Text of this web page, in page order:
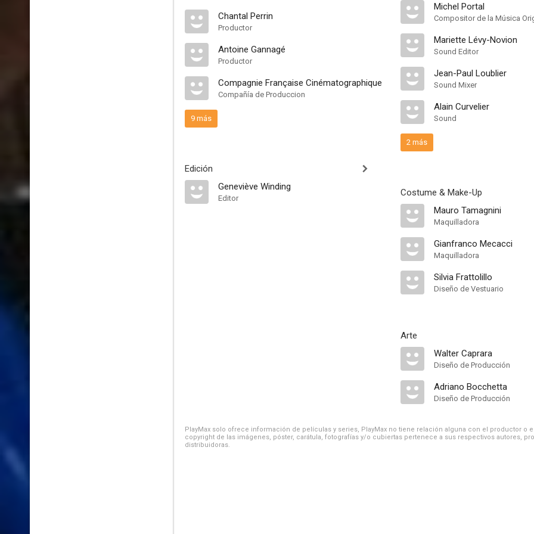
Chantal Perrin
Productor
Antoine Gannagé
Productor
Compagnie Française Cinématographique
Compañía de Produccion
9 más
Edición
Geneviève Winding
Editor
Michel Portal
Compositor de la Música
Mariette Lévy-Novion
Sound Editor
Jean-Paul Loublier
Sound Mixer
Alain Curvelier
Sound
2 más
Costume & Make-Up
Mauro Tamagnini
Maquilladora
Gianfranco Mecacci
Maquilladora
Silvia Frattolillo
Diseño de Vestuario
Arte
Walter Caprara
Diseño de Producción
Adriano Bocchetta
Diseño de Producción
PlayMax solo ofrece información de películas y series, PlayMax no tiene relación alguna con el productor o
copyright de las imágenes, póster, carátula, fotografías y/o cubiertas pertenece a sus respectivos autores,
distribuidoras.